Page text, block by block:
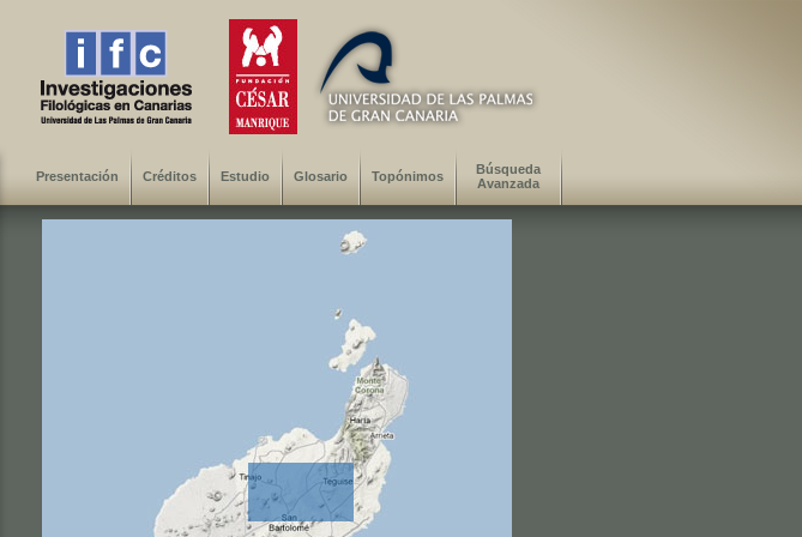
Presentación Créditos Estudio Glosario Topónimos
Búsqueda
Avanzada